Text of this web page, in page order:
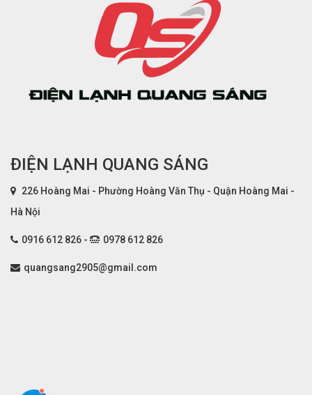
ĐIỆN LẠNH QUANG SÁNG
226 Hoàng Mai - Phường Hoàng Văn Thụ - Quận Hoàng Mai -
Hà Nội
0916 612 826 - 0978 612 826
quangsang2905@gmail.com